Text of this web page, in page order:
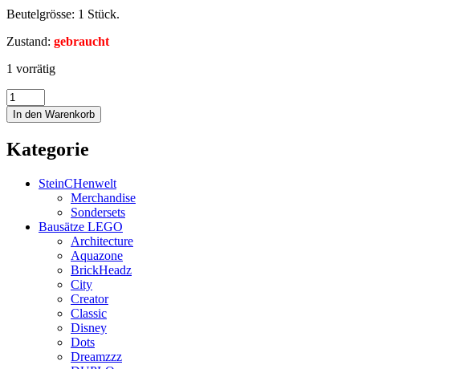
Beutelgrösse: 1 Stück.
Zustand: gebraucht
1 vorrätig
In den Warenkorb
Kategorie
SteinCHenwelt
Merchandise
Sondersets
Bausätze LEGO
Architecture
Aquazone
BrickHeadz
City
Creator
Classic
Disney
Dots
Dreamzzz